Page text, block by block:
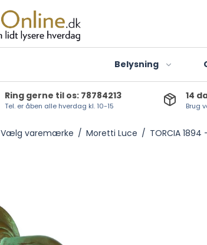
Belysning
Moretti Luce
Ring gerne til os: 78784213
Tel. er åben alle hverdag kl. 10-15
14
Brug
Vælg varemærke / Moretti Luce / TORCIA